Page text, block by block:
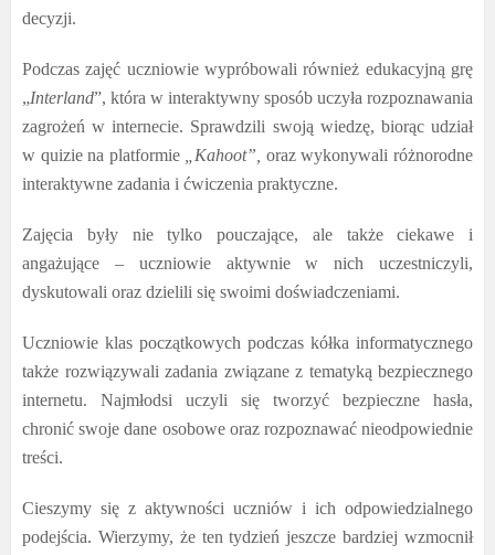
decyzji.
Podczas zajęć uczniowie wypróbowali również edukacyjną grę
„Interland”, która w interaktywny sposób uczyła rozpoznawania
zagrożeń w internecie. Sprawdzili swoją wiedzę, biorąc udział
w quizie na platformie
„Kahoot”, oraz wykonywali różnorodne
interaktywne zadania i ćwiczenia praktyczne.
Zajęcia były nie tylko pouczające, ale także ciekawe i
angażujące – uczniowie aktywnie w nich uczestniczyli,
dyskutowali oraz dzielili się swoimi doświadczeniami.
Uczniowie klas początkowych podczas kółka informatycznego
także rozwiązywali zadania związane z tematyką bezpiecznego
internetu. Najmłodsi uczyli się tworzyć bezpieczne hasła,
chronić swoje dane osobowe oraz rozpoznawać nieodpowiednie
treści.
Cieszymy się z aktywności uczniów i ich odpowiedzialnego
podejścia. Wierzymy, że ten tydzień jeszcze bardziej wzmocnił